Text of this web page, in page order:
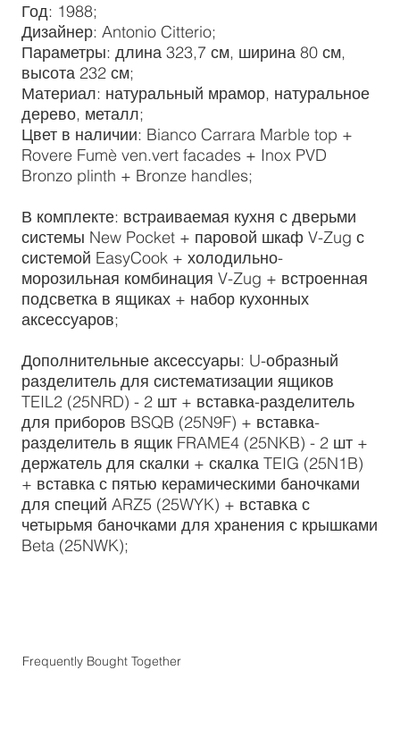
Год: 1988;
Дизайнер: Antonio Citterio;
Параметры: длина 323,7 см, ширина 80 см,
высота 232 см;
Материал: натуральный мрамор, натуральное
дерево, металл;
Цвет в наличии: Bianco Carrara Marble top +
Rovere Fumè ven.vert facades + Inox PVD
Bronzo plinth + Bronze handles;
В комплекте: встраиваемая кухня с дверьми
системы New Pocket + паровой шкаф V-Zug с
системой EasyCook + холодильно-
морозильная комбинация V-Zug + встроенная
подсветка в ящиках + набор кухонных
аксессуаров;
Дополнительные аксессуары: U-образный
разделитель для систематизации ящиков
TEIL2 (25NRD) - 2 шт + вставка-разделитель
для приборов BSQB (25N9F) + вставка-
разделитель в ящик FRAME4 (25NKB) - 2 шт +
держатель для скалки + скалка TEIG (25N1B)
+ вставка с пятью керамическими баночками
для специй ARZ5 (25WYK) + вставка с
четырьмя баночками для хранения с крышками
Beta (25NWK);
Frequently Bought Together